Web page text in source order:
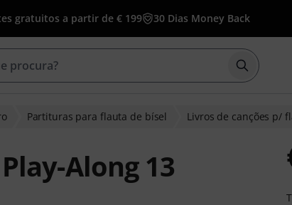
gratuitos a partir de € 199 30 Dias Money Back
Iniciar
Partituras para flauta de bísel Livros de canções p/
Along 13